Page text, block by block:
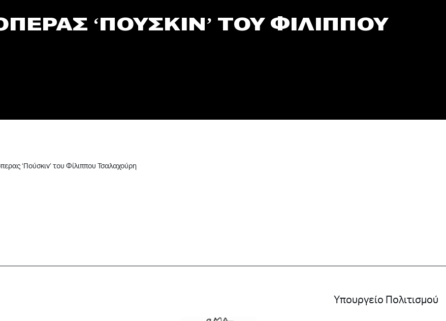
‘ΠΟΥΣΚΙΝ’ ΤΟΥ ΦΙΛΙΠΠΟΥ
‘Πούσκιν’ του Φίλιππου Τσαλαχούρη
Υπουργείο Πολιτισμού